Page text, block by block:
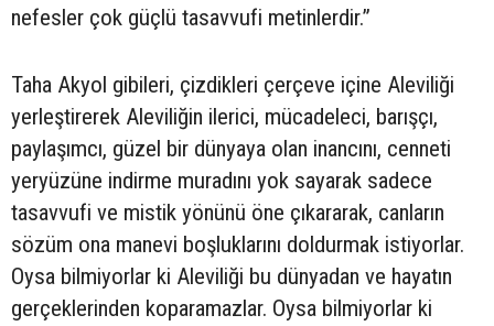
nefesler çok güçlü tasavvufi metinlerdir.”
Taha Akyol gibileri, çizdikleri çerçeve içine Aleviliği
yerleştirerek Aleviliğin ilerici, mücadeleci, barışçı,
paylaşımcı, güzel bir dünyaya olan inancını, cenneti
yeryüzüne indirme muradını yok sayarak sadece
tasavvufi ve mistik yönünü öne çıkararak, canların
sözüm ona manevi boşluklarını doldurmak istiyorlar.
Oysa bilmiyorlar ki Aleviliği bu dünyadan ve hayatın
gerçeklerinden koparamazlar. Oysa bilmiyorlar ki